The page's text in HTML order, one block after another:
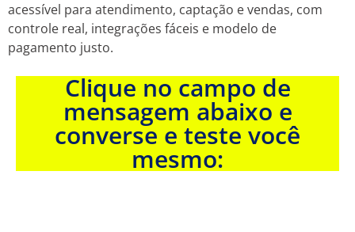
acessível para atendimento, captação e vendas, com
controle real, integrações fáceis e modelo de
pagamento justo.
Clique no campo de
mensagem abaixo e
converse e teste você
mesmo: